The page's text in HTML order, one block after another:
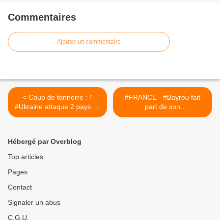
Commentaires
Ajouter un commentaire
< Coup de tonnerre : l’
#Ukraine attaque 2 pays de
l’Union européenne !
#FRANCE - #Bayrou fait
part de son
incompréhension face à la
Hébergé par Overblog
Top articles
Pages
Contact
Signaler un abus
C.G.U.